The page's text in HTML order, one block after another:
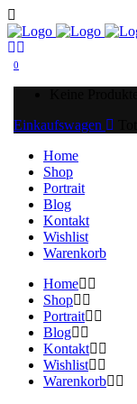
0
Einkaufswagen
Home
Shop
Portrait
Blog
Kontakt
Wishlist
Warenkorb
Home
Shop
Portrait
Blog
Kontakt
Wishlist
Warenkorb